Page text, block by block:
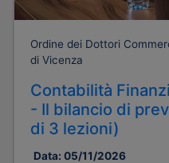
Ordine dei Dottori
di Vicenza
Contabilità
- Il bilancio di
di 3 lezioni)
Data: 05/11/2026